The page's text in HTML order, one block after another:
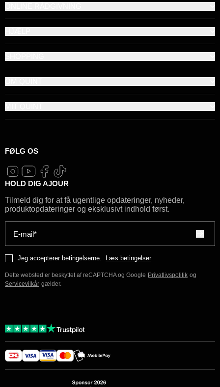
FØLG OS
HOLD DIG AJOUR
Tilmeld dig for at få ugentlige opdateringer, nyheder,
produktopdateringer og eksklusivt indhold først.
E-mail*
Jeg accepterer betingelserne. Læs betingelser
Dette websted er beskyttet af reCAPTCHA og Google Privatlivspolitik og
Servicevilkår gælder.